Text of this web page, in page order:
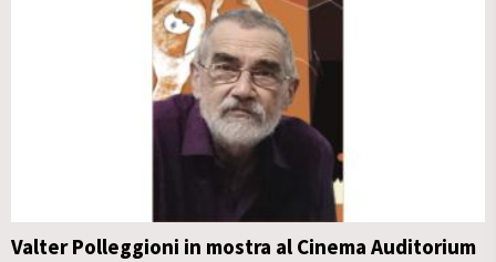
Valter Polleggioni in mostra al Cinema Auditorium